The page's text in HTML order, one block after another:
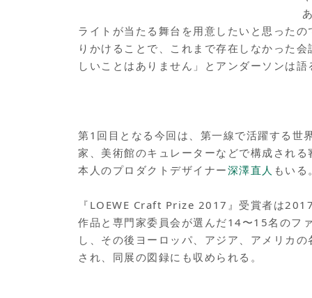
ライトが当たる舞台を用意したいと思った
りかけることで、これまで存在しなかった
しいことはありません」とアンダーソンは語
第1回目となる今回は、第一線で活躍する世
家、美術館のキュレーターなどで構成され
本人のプロダクトデザイナー深澤直人 もいる
『LOEWE Craft Prize 2017』受賞者は
作品と専門家委員会が選んだ14〜15名のフ
し、その後ヨーロッパ、アジア、アメリカ
され、同展の図録にも収められる。